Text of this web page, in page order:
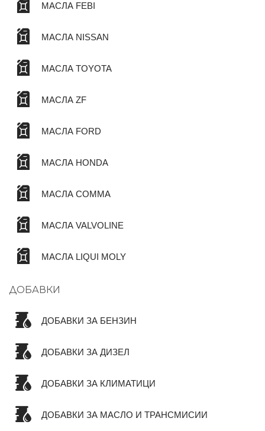
МАСЛА FEBI
МАСЛА NISSAN
МАСЛА TOYOTA
МАСЛА ZF
МАСЛА FORD
МАСЛА HONDA
МАСЛА COMMA
МАСЛА VALVOLINE
МАСЛА LIQUI MOLY
ДОБАВКИ
ДОБАВКИ ЗА БЕНЗИН
ДОБАВКИ ЗА ДИЗЕЛ
ДОБАВКИ ЗА КЛИМАТИЦИ
ДОБАВКИ ЗА МАСЛО И ТРАНСМИСИИ